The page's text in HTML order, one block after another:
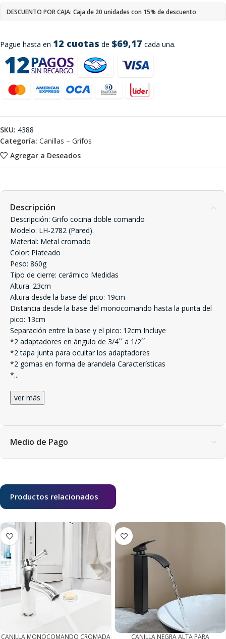
Pague hasta en 12 cuotas de $69,17 cada una.
DESCUENTO POR CAJA: Caja de 20 unidades con 15% de descuento
Agregar a Deseados
SKU: 4388
Categoría: Canillas – Grifos
Descripción
Descripción: Grifo cocina doble comando
Modelo: LH-2782 (Pared).
Material: Metal cromado
Color: Plateado
Peso: 860g
Tipo de cierre: cerámico Medidas
Altura: 23cm
Altura desde la base del pico: 19cm
Distancia desde la base del monocomando hasta la punta del
pico: 13cm
Separación entre la base y el pico: 12cm Incluye
*2 adaptadores en ángulo de 3/4´´ a 1/2´´
*2 tapa junta para ocultar los adaptadores
*2 gomas en forma de arandela Características
*...
ver más
Medio de Pago
Productos relacionados
CANILLA MONOCOMANDO CROMADA CANILLA NEGRA ALTA PARA